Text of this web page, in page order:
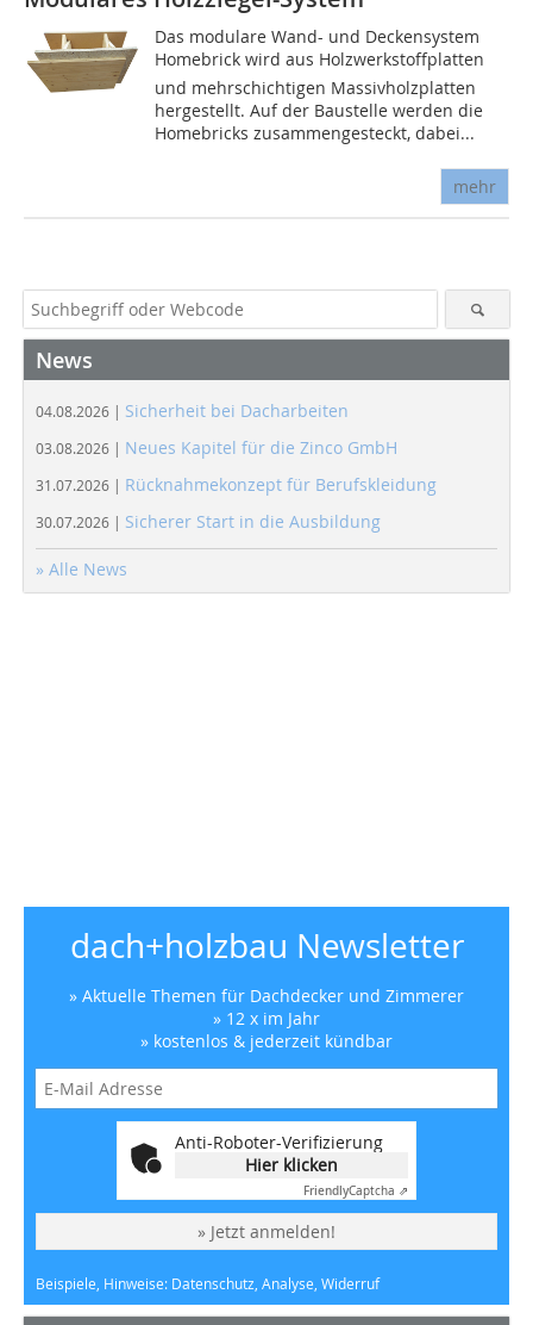
Das modulare Wand- und Deckensystem
Homebrick wird aus Holzwerkstoffplatten
und mehrschichtigen Massivholzplatten
hergestellt. Auf der Baustelle werden die
Homebricks zusammengesteckt, dabei...
mehr
News
04.08.2026 | Sicherheit bei Dacharbeiten
03.08.2026 | Neues Kapitel für die Zinco GmbH
31.07.2026 | Rücknahmekonzept für Berufskleidung
30.07.2026 | Sicherer Start in die Ausbildung
» Alle News
dach+holzbau Newsletter
» Aktuelle Themen für Dachdecker und Zimmerer
» 12 x im Jahr
» kostenlos & jederzeit kündbar
Anti-Roboter-Verifizierung
Hier klicken
FriendlyCaptcha ⇗
» Jetzt anmelden!
Beispiele, Hinweise: Datenschutz, Analyse, Widerruf